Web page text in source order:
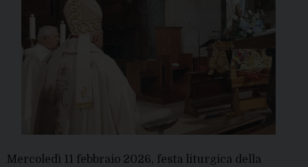
Mercoledì 11 febbraio 2026, festa liturgica della